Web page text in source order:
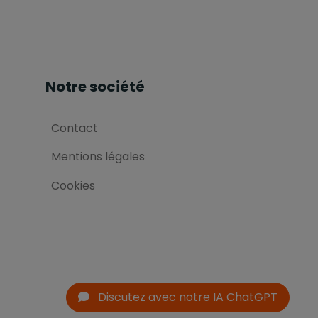
Discutez avec notre IA ChatGPT
Notre société
Contact
Mentions légales
Cookies